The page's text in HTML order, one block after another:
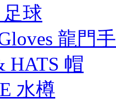
球
龍門
HATS 帽
水樽